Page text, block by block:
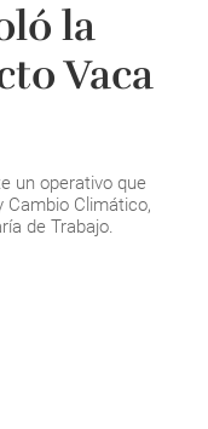
la
Vaca
un operativo que
Cambio Climático,
de Trabajo.